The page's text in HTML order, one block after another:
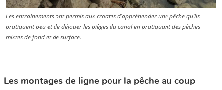
Les entrainements ont permis aux croates d’appréhender une pêche qu’ils
pratiquent peu et de déjouer les pièges du canal en pratiquant des pêches
mixtes de fond et de surface.
Les montages de ligne pour la pêche au coup